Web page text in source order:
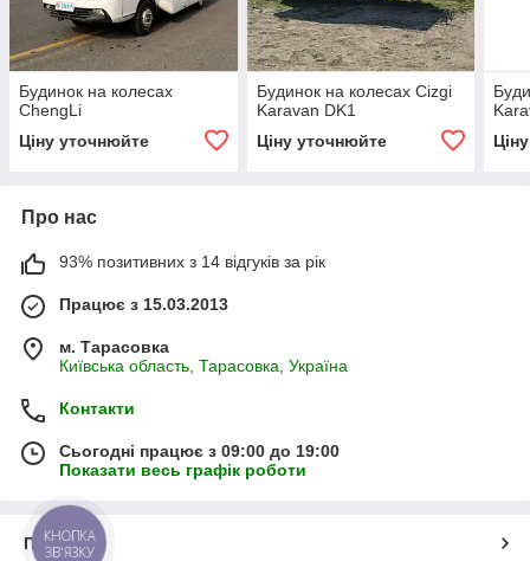
Будинок на колесах
ChengLi
Ціну уточнюйте
Будинок на колесах Cizgi
Karavan DK1
Ціну уточнюйте
Про нас
93% позитивних з 14 відгуків за рік
Працює з 15.03.2013
м. Тарасовка
Київська область, Тарасовка, Україна
Контакти
Сьогодні працює з 09:00 до 19:00
Показати весь графік роботи
Про нас
КНОПКА
ЗВ'ЯЗКУ